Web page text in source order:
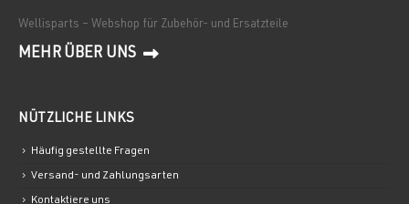
Wellisparts – Webshop für Zubehör- und Ersatzteile
MEHR ÜBER UNS
NÜTZLICHE LINKS
Häufig gestellte Fragen
Versand- und Zahlungsarten
Kontaktiere uns